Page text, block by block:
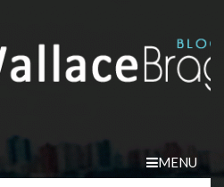
MENU